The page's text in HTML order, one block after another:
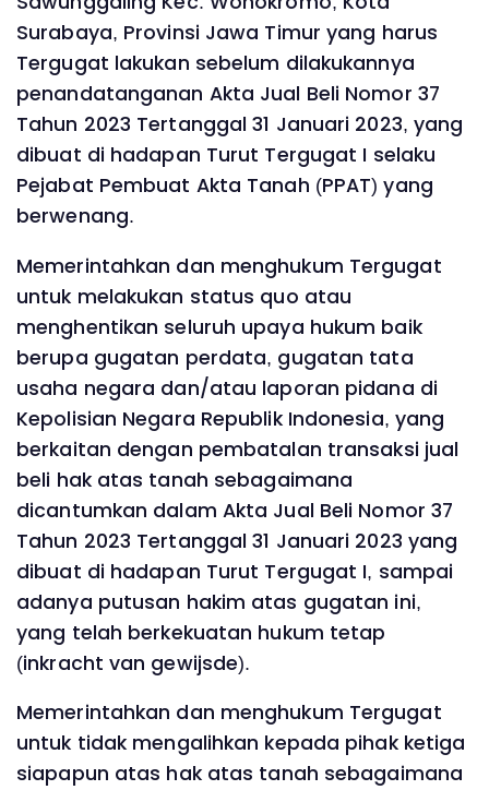
Surabaya, Provinsi Jawa Timur yang harus
Tergugat lakukan sebelum dilakukannya
penandatanganan Akta Jual Beli Nomor 37
Tahun 2023 Tertanggal 31 Januari 2023, yang
dibuat di hadapan Turut Tergugat I selaku
Pejabat Pembuat Akta Tanah (PPAT) yang
berwenang.
Memerintahkan dan menghukum Tergugat
untuk melakukan status quo atau
menghentikan seluruh upaya hukum baik
berupa gugatan perdata, gugatan tata
usaha negara dan/atau laporan pidana di
Kepolisian Negara Republik Indonesia, yang
berkaitan dengan pembatalan transaksi jual
beli hak atas tanah sebagaimana
dicantumkan dalam Akta Jual Beli Nomor 37
Tahun 2023 Tertanggal 31 Januari 2023 yang
dibuat di hadapan Turut Tergugat I, sampai
adanya putusan hakim atas gugatan ini,
yang telah berkekuatan hukum tetap
(inkracht van gewijsde).
Memerintahkan dan menghukum Tergugat
untuk tidak mengalihkan kepada pihak ketiga
siapapun atas hak atas tanah sebagaimana